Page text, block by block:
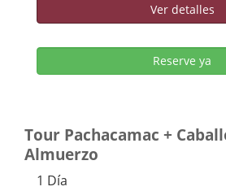
Ver detalles
Reserve ya
Tour Pachacamac +
Almuerzo
1 Día